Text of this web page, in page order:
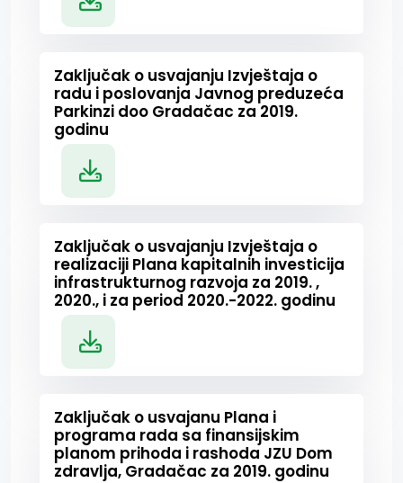
Zaključak o usvajanju Izvještaja o
radu i poslovanja Javnog preduzeća
Parkinzi doo Gradačac za 2019.
godinu
Zaključak o usvajanju Izvještaja o
realizaciji Plana kapitalnih investicija
infrastrukturnog razvoja za 2019. ,
2020., i za period 2020.-2022. godinu
Zaključak o usvajanu Plana i
programa rada sa finansijskim
planom prihoda i rashoda JZU Dom
zdravlja, Gradačac za 2019. godinu